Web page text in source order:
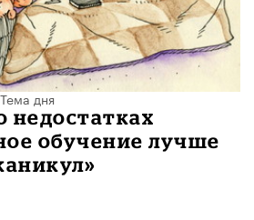
Тема дня
недостатках
обучение лучше